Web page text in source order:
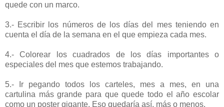
quede con un marco.
3.- Escribir los números de los días del mes teniendo en
cuenta el día de la semana en el que empieza cada mes.
4.- Colorear los cuadrados de los días importantes o
especiales del mes que estemos trabajando.
5.- Ir pegando todos los carteles, mes a mes, en una
cartulina más grande para que quede todo el año escolar
como un poster gigante. Eso quedaría así, más o menos.